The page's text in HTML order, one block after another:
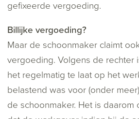
gefixeerde vergoeding.
Billijke vergoeding?
Maar de schoonmaker claimt
vergoeding. Volgens de rechter
het regelmatig te laat op het
belastend was voor (onder
de schoonmaker. Het is daarom